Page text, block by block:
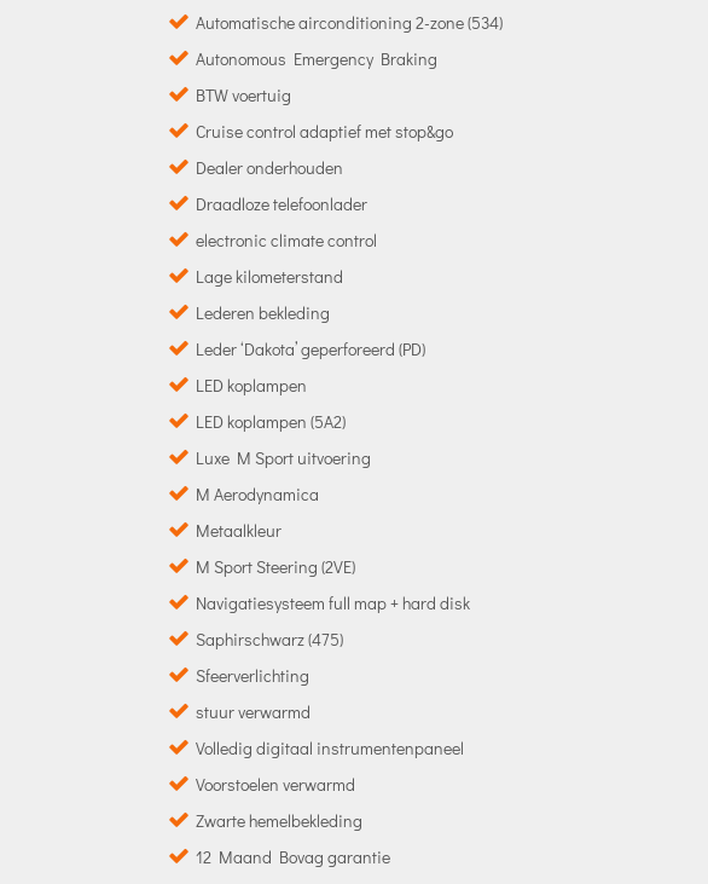
Automatische airconditioning 2-zone (534)
Autonomous Emergency Braking
BTW voertuig
Cruise control adaptief met stop&go
Dealer onderhouden
Draadloze telefoonlader
electronic climate control
Lage kilometerstand
Lederen bekleding
Leder ‘Dakota’ geperforeerd (PD)
LED koplampen
LED koplampen (5A2)
Luxe M Sport uitvoering
M Aerodynamica
Metaalkleur
M Sport Steering (2VE)
Navigatiesysteem full map + hard disk
Saphirschwarz (475)
Sfeerverlichting
stuur verwarmd
Volledig digitaal instrumentenpaneel
Voorstoelen verwarmd
Zwarte hemelbekleding
12 Maand Bovag garantie